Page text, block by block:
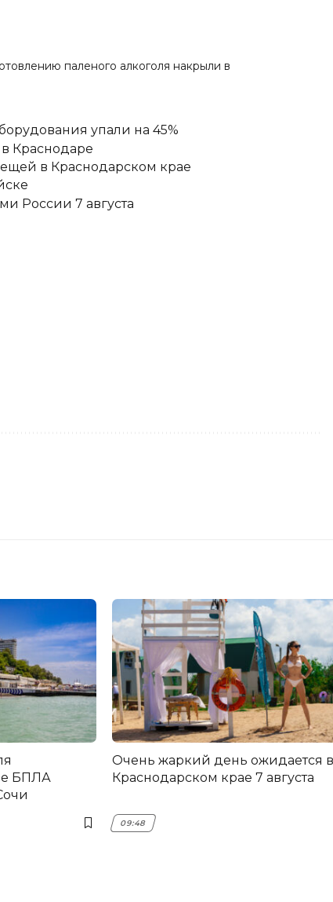
паленого алкоголя накрыли в
упали на 45%
Краснодаре
в Краснодарском крае
России 7 августа
БПЛА
Очень жаркий день ожидается в
Краснодарском крае 7 августа
09:48